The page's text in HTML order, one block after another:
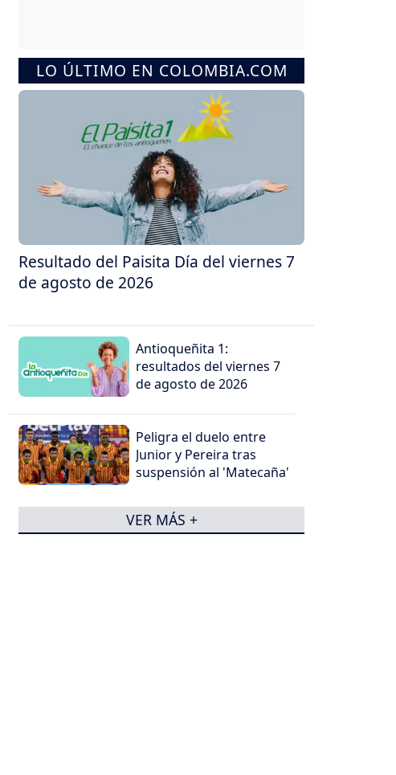
LO ÚLTIMO EN COLOMBIA.COM
Resultado del Paisita Día del viernes 7
de agosto de 2026
Antioqueñita 1:
resultados del viernes 7
de agosto de 2026
Peligra el duelo entre
Junior y Pereira tras
suspensión al 'Matecaña'
VER MÁS +